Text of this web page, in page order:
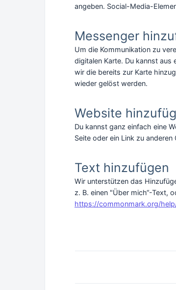
angeben. Social-Media-
Messenger
Um die Kommunikation zu
digitalen Karte. Du kannst aus
wir die bereits zur Karte
wieder gelöst werden.
Website
Du kannst ganz einfach eine
Seite oder ein Link zu anderen
Text hinzufügen
Wir unterstützen das
z. B. einen "Über mich“-Text,
https://commonmark.org/